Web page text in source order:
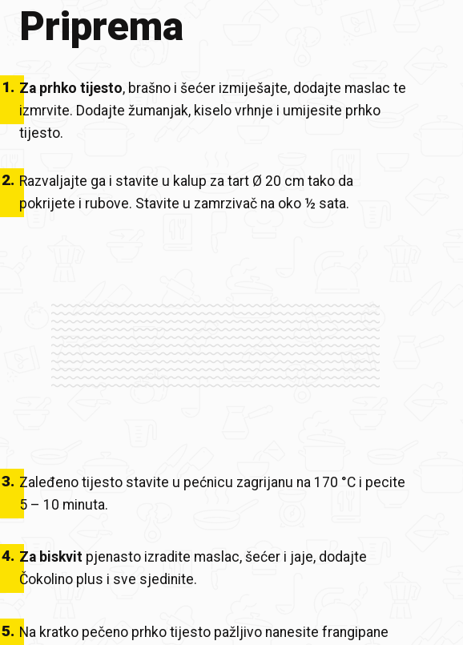
Priprema
1. Za prhko tijesto, brašno i šećer izmiješajte, dodajte maslac te
izmrvite. Dodajte žumanjak, kiselo vrhnje i umijesite prhko
tijesto.
2. Razvaljajte ga i stavite u kalup za tart Ø 20 cm tako da
pokrijete i rubove. Stavite u zamrzivač na oko ½ sata.
3. Zaleđeno tijesto stavite u pećnicu zagrijanu na 170 °C i pecite
5 – 10 minuta.
4. Za biskvit pjenasto izradite maslac, šećer i jaje, dodajte
Čokolino plus i sve sjedinite.
5. Na kratko pečeno prhko tijesto pažljivo nanesite frangipane